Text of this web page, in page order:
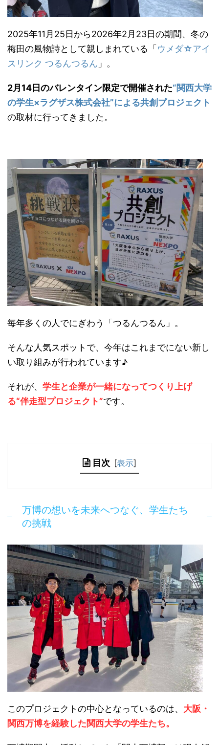
2025年11月25日から2026年2月23日の期間、冬の
梅田の風物詩として親しまれている「 ウメダ☆アイ
スリンク つるんつるん 」。
2月14日のバレンタイン限定で開催された“関西大学
の学生×ラグザス株式会社”による共創プロジェクト
の取材に行ってきました。
毎年多くの人でにぎわう「つるんつるん」。
そんな人気スポットで、今年はこれまでにない新し
い取り組みが行われています♪
それが、 学生と企業が一緒になってつくり上げ
る“伴走型プロジェクト”です。
目次 [表示]
万博の想いを未来へつなぐ、学生たち
の挑戦
このプロジェクトの中心となっているのは、 大阪・
関西万博を経験した関西大学の学生たち。